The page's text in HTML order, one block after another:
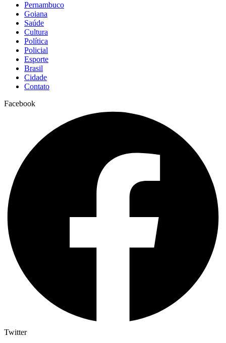
Pernambuco
Goiana
Saúde
Cultura
Política
Policial
Esporte
Brasil
Cidade
Contato
Facebook
Twitter